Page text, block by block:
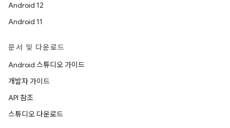
Android 12
Android 11
문서 및 다운로드
Android 스튜디오 가이드
개발자 가이드
API 참조
스튜디오 다운로드